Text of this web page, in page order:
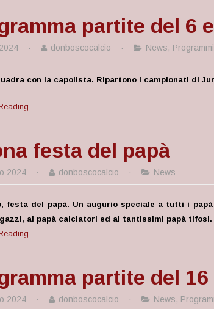
partite del 6
· donboscocalcio · News,
con la capolista. Ripartono i campionati di
festa del papà
2024 · donboscocalcio · News
festa del papà. Un augurio speciale a tutti i
ai papà calciatori ed ai tantissimi papà tifosi.
partite del 16
2024 · donboscocalcio · News,